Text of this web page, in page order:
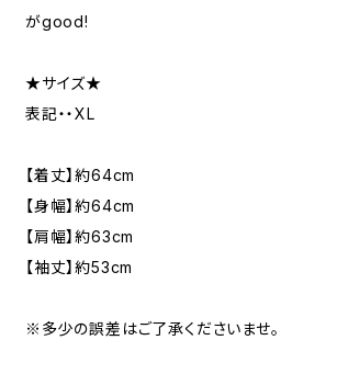
がgood!
★サイズ★
表記・・XL
【着丈】約64cm
【身幅】約64cm
【肩幅】約63cm
【袖丈】約53cm
※多少の誤差はご了承くださいませ。